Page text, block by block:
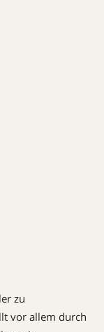
zu
vor allem durch